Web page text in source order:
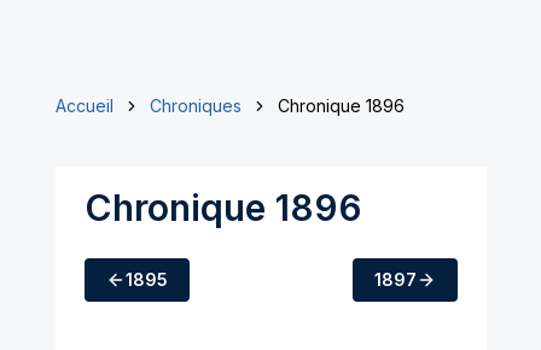
Accueil Chroniques Chronique 1896
Chronique 1896
1895 1897